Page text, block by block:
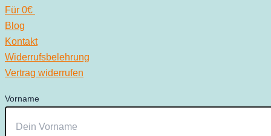
Für 0€
Blog
Kontakt
Widerrufsbelehrung
Vertrag widerrufen
Vorname